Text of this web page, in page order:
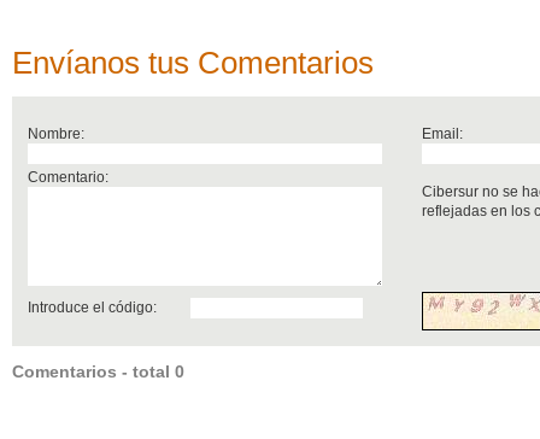
Envíanos tus Comentarios
Nombre: Email:
Comentario:
Cibersur no se
reflejadas en los
Introduce el código:
Comentarios - total 0